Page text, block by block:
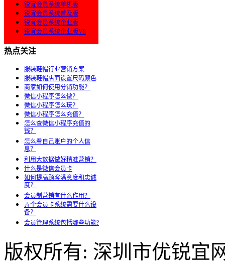
锐宜会员系统单机版
锐宜会员系统普及版
锐宜会员系统企业版
锐宜会员系统企业版V8
热点关注
服装鞋帽行业营销方案
服装鞋帽店面设置尺码颜色
商家如何使用分销功能？
微信小程序怎么做？
微信小程序怎么玩？
微信小程序怎么充值？
怎么查微信小程序充值的
钱？
怎么看自己账户的个人信
息？
利用大数据做好精准营销？
什么是微信会员卡
如何提高顾客满意度和忠诚
度？
会员制营销有什么作用？
弄个会员卡系统需要什么设
备？
会员管理系统包括哪些功能?
版权所有: 深圳市优锐宜